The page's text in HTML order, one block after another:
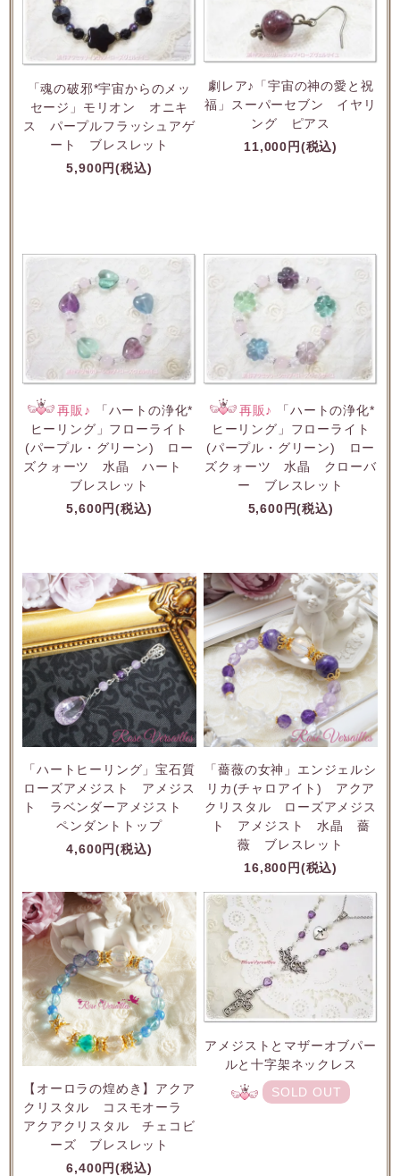
「魂の破邪*宇宙からのメッ
セージ」モリオン オニキ
ス パープルフラッシュアゲ
ート ブレスレット
5,900円(税込)
劇レア♪「宇宙の神の愛と祝
福」スーパーセブン イヤリ
ング ピアス
11,000円(税込)
再販♪
「ハートの浄化*
ヒーリング」フローライト
(パープル・グリーン) ロー
ズクォーツ 水晶 ハート
ブレスレット
5,600円(税込)
再販♪
「ハートの浄化*
ヒーリング」フローライト
(パープル・グリーン) ロー
ズクォーツ 水晶 クローバ
ー ブレスレット
5,600円(税込)
「ハートヒーリング」宝石質
ローズアメジスト アメジス
ト ラベンダーアメジスト
ペンダントトップ
4,600円(税込)
「薔薇の女神」エンジェルシ
リカ(チャロアイト) アクア
クリスタル ローズアメジス
ト アメジスト 水晶 薔
薇 ブレスレット
16,800円(税込)
【オーロラの煌めき】アクア
クリスタル コスモオーラ
アクアクリスタル チェコビ
ーズ ブレスレット
6,400円(税込)
アメジストとマザーオブパー
ルと十字架ネックレス
SOLD OUT